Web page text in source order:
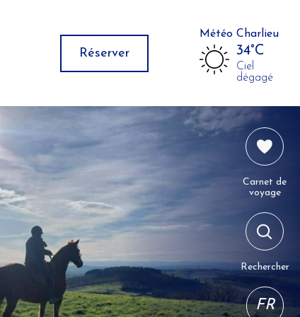
Réserver
Météo Charlieu
34°C
Ciel
dégagé
Carnet de
voyage
Rechercher
FR